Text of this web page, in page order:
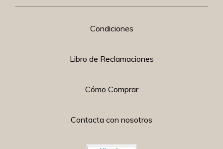
Condiciones
Libro de Reclamaciones
Cómo Comprar
Contacta con nosotros